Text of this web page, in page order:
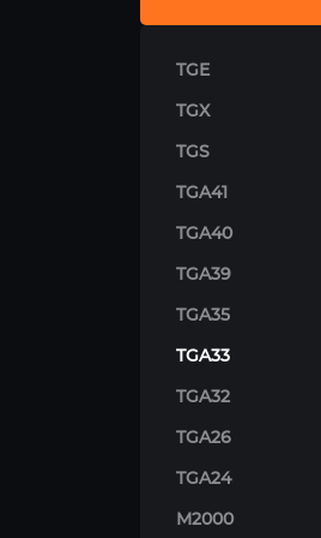
TGE
TGX
TGS
TGA41
TGA40
TGA39
TGA35
TGA33
TGA32
TGA26
TGA24
M2000